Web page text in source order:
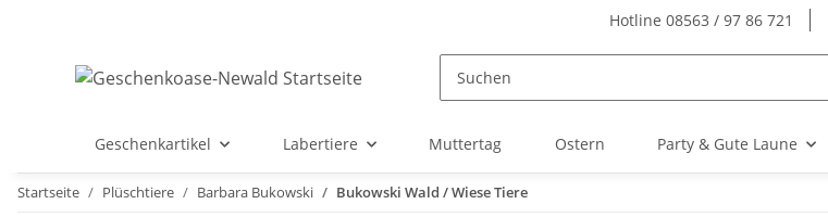
Hotline 08563 / 97 86 721
Geschenkartikel Labertiere Muttertag Ostern Party & Gute Laune
Startseite Plüschtiere Barbara Bukowski Bukowski Wald / Wiese Tiere